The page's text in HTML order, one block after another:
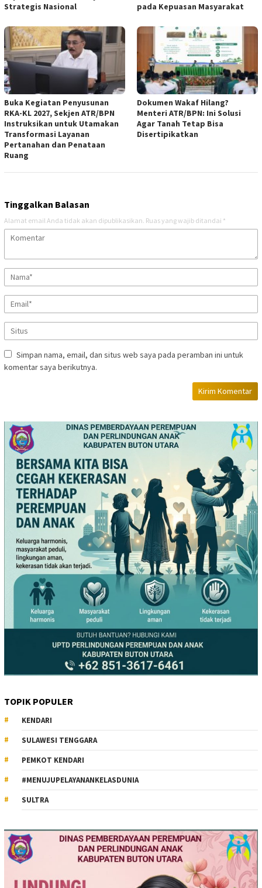
Strategis Nasional
pada Kepuasan Masyarakat
Buka Kegiatan Penyusunan
RKA-KL 2027, Sekjen ATR/BPN
Instruksikan untuk Utamakan
Transformasi Layanan
Pertanahan dan Penataan
Ruang
Dokumen Wakaf Hilang?
Menteri ATR/BPN: Ini Solusi
Agar Tanah Tetap Bisa
Disertipikatkan
Tinggalkan Balasan
Alamat email Anda tidak akan dipublikasikan. Ruas yang wajib ditandai *
Simpan nama, email, dan situs web saya pada peramban ini untuk
komentar saya berikutnya.
TOPIK POPULER
KENDARI
SULAWESI TENGGARA
PEMKOT KENDARI
#MENUJUPELAYANANKELASDUNIA
SULTRA